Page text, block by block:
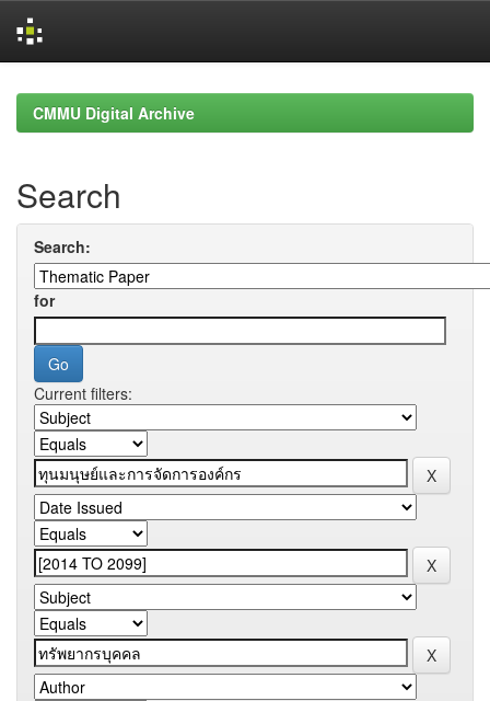
navigationCMMU Digital Archive
Search
Search:
for
Current filters: